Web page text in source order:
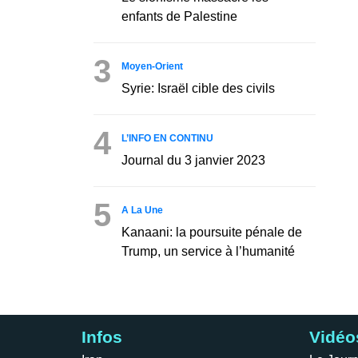
enfants de Palestine
3 Moyen-Orient
Syrie: Israël cible des civils
4 L’INFO EN CONTINU
Journal du 3 janvier 2023
5 A La Une
Kanaani: la poursuite pénale de
Trump, un service à l’humanité
Infos